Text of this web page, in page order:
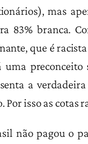
mas
83% branca.
que é
uma
a
Por isso as cotas
não pagou o